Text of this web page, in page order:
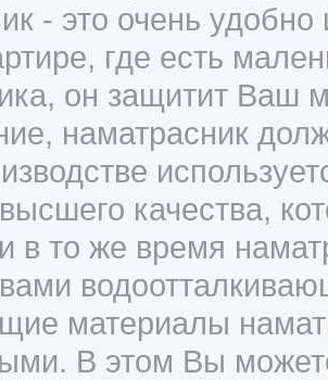
- это очень
где есть
он защитит Ваш
наматрасник
качества,
в то же время
материалы
В этом Вы